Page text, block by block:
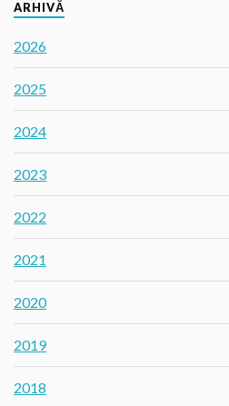
ARHIVĂ
2026
2025
2024
2023
2022
2021
2020
2019
2018